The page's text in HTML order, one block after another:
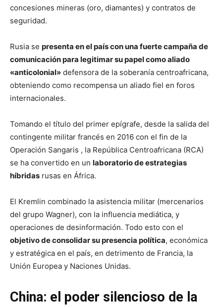
concesiones mineras (oro, diamantes) y contratos de
seguridad.
Rusia se presenta en el país con una fuerte campaña de
comunicación para legitimar su papel como aliado
«anticolonial» defensora de la soberanía centroafricana,
obteniendo como recompensa un aliado fiel en foros
internacionales.
Tomando el título del primer epígrafe, desde la salida del
contingente militar francés en 2016 con el fin de la
Operación Sangaris , la República Centroafricana (RCA)
se ha convertido en un laboratorio de estrategias
híbridas rusas en África.
El Kremlin combinado la asistencia militar (mercenarios
del grupo Wagner), con la influencia mediática, y
operaciones de desinformación. Todo esto con el
objetivo de consolidar su presencia política, económica
y estratégica en el país, en detrimento de Francia, la
Unión Europea y Naciones Unidas.
China: el poder silencioso de la